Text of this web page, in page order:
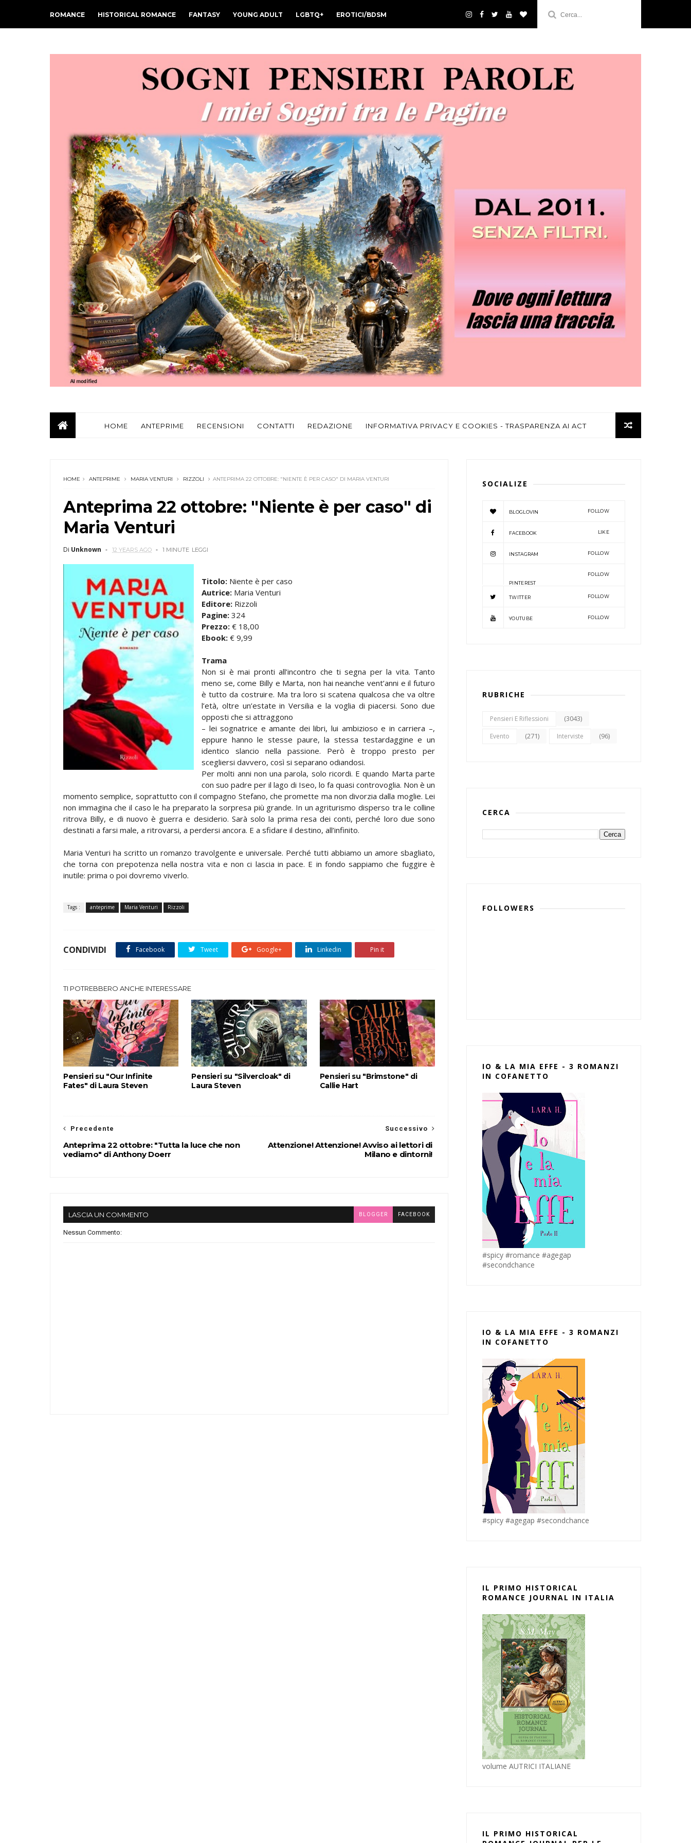
ROMANCE HISTORICAL ROMANCE FANTASY YOUNG ADULT LGBTQ+ EROTICI/BDSM
HOME ANTEPRIME RECENSIONI CONTATTI REDAZIONE INFORMATIVA PRIVACY E COOKIES - TRASPARENZA AI ACT
HOME ANTEPRIME MARIA VENTURI RIZZOLI ANTEPRIMA 22 OTTOBRE: "NIENTE È PER CASO" DI MARIA VENTURI
Anteprima 22 ottobre: "Niente è per caso" di
Maria Venturi
Di Unknown 12 YEARS AGO 1 MINUTE LEGGI
Titolo: Niente è per caso
Autrice: Maria Venturi
Editore: Rizzoli
Pagine: 324
Prezzo: € 18,00
Ebook: € 9,99
Trama
Non si è mai pronti all’incontro che ti segna per la vita. Tanto
meno se, come Billy e Marta, non hai neanche vent’anni e il futuro
è tutto da costruire. Ma tra loro si scatena qualcosa che va oltre
l’età, oltre un’estate in Versilia e la voglia di piacersi. Sono due
opposti che si attraggono
– lei sognatrice e amante dei libri, lui ambizioso e in carriera –,
eppure hanno le stesse paure, la stessa testardaggine e un
identico slancio nella passione. Però è troppo presto per
scegliersi davvero, così si separano odiandosi.
Per molti anni non una parola, solo ricordi. E quando Marta parte
con suo padre per il lago di Iseo, lo fa quasi controvoglia. Non è un
momento semplice, soprattutto con il compagno Stefano, che promette ma non divorzia dalla moglie. Lei
non immagina che il caso le ha preparato la sorpresa più grande. In un agriturismo disperso tra le colline
ritrova Billy, e di nuovo è guerra e desiderio. Sarà solo la prima resa dei conti, perché loro due sono
destinati a farsi male, a ritrovarsi, a perdersi ancora. E a sfidare il destino, all’infinito.
Maria Venturi ha scritto un romanzo travolgente e universale. Perché tutti abbiamo un amore sbagliato,
che torna con prepotenza nella nostra vita e non ci lascia in pace. E in fondo sappiamo che fuggire è
inutile: prima o poi dovremo viverlo.
Tags : anteprime Maria Venturi Rizzoli
CONDIVIDI Facebook Tweet Google+ Linkedin Pin it
TI POTREBBERO ANCHE INTERESSARE
Pensieri su "Our Infinite
Fates" di Laura Steven
Pensieri su "Silvercloak" di
Laura Steven
Pensieri su "Brimstone" di
Callie Hart
Successivo
Attenzione! Attenzione! Avviso ai lettori di
Milano e dintorni!
Precedente
Anteprima 22 ottobre: "Tutta la luce che non
vediamo" di Anthony Doerr
LASCIA UN COMMENTO BLOGGER FACEBOOK
Nessun Commento:
SOCIALIZE
BLOGLOVIN FOLLOW
FACEBOOK LIKE
INSTAGRAM FOLLOW
PINTEREST
FOLLOW
TWITTER FOLLOW
YOUTUBE FOLLOW
RUBRICHE
Pensieri E Riflessioni (3043)
Evento (271) Interviste (96)
CERCA
FOLLOWERS
IO & LA MIA EFFE - 3 ROMANZI
IN COFANETTO
#spicy #romance #agegap
#secondchance
IO & LA MIA EFFE - 3 ROMANZI
IN COFANETTO
#spicy #agegap #secondchance
IL PRIMO HISTORICAL
ROMANCE JOURNAL IN ITALIA
volume AUTRICI ITALIANE
IL PRIMO HISTORICAL